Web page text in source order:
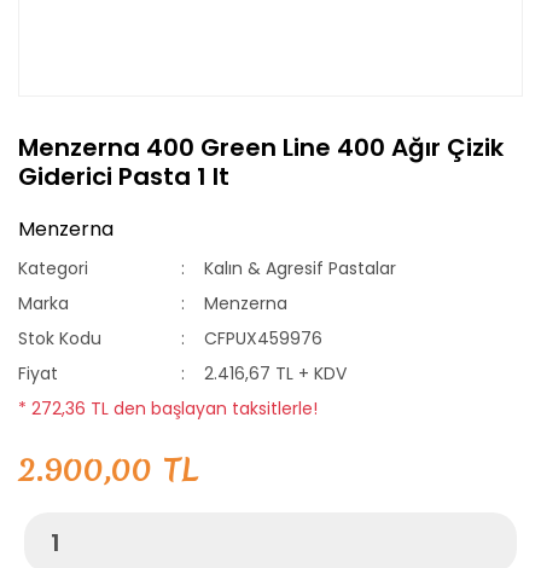
Menzerna 400 Green Line 400 Ağır Çizik
Giderici Pasta 1 lt
Menzerna
Kategori
Kalın & Agresif Pastalar
Marka
Menzerna
Stok Kodu
CFPUX459976
Fiyat
2.416,67 TL + KDV
* 272,36 TL den başlayan taksitlerle!
2.900,00 TL